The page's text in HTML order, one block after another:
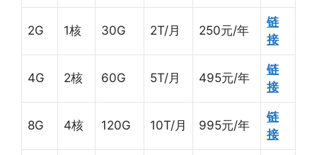
2G 1核 30G 2T/月 250元/年
链
接
4G 2核 60G 5T/月 495元/年
链
接
8G 4核 120G 10T/月 995元/年
链
接